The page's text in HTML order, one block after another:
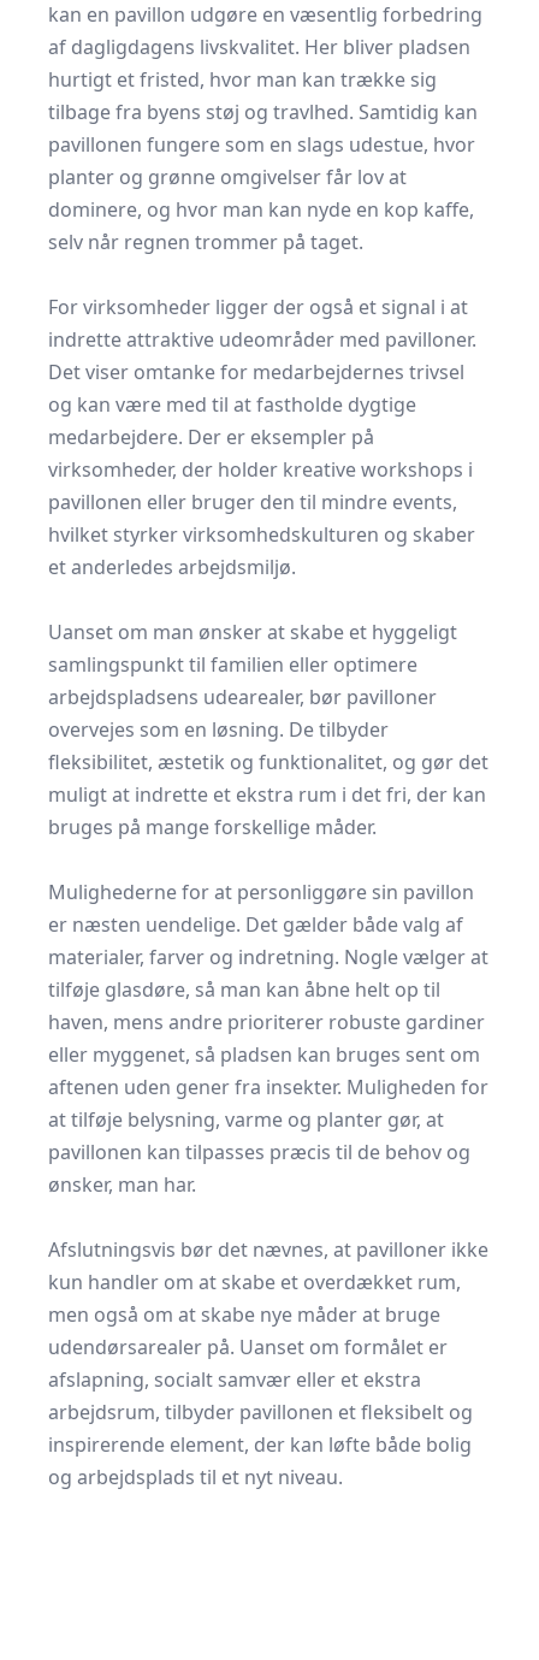
kan en pavillon udgøre en væsentlig forbedring
af dagligdagens livskvalitet. Her bliver pladsen
hurtigt et fristed, hvor man kan trække sig
tilbage fra byens støj og travlhed. Samtidig kan
pavillonen fungere som en slags udestue, hvor
planter og grønne omgivelser får lov at
dominere, og hvor man kan nyde en kop kaffe,
selv når regnen trommer på taget.
For virksomheder ligger der også et signal i at
indrette attraktive udeområder med pavilloner.
Det viser omtanke for medarbejdernes trivsel
og kan være med til at fastholde dygtige
medarbejdere. Der er eksempler på
virksomheder, der holder kreative workshops i
pavillonen eller bruger den til mindre events,
hvilket styrker virksomhedskulturen og skaber
et anderledes arbejdsmiljø.
Uanset om man ønsker at skabe et hyggeligt
samlingspunkt til familien eller optimere
arbejdspladsens udearealer, bør pavilloner
overvejes som en løsning. De tilbyder
fleksibilitet, æstetik og funktionalitet, og gør det
muligt at indrette et ekstra rum i det fri, der kan
bruges på mange forskellige måder.
Mulighederne for at personliggøre sin pavillon
er næsten uendelige. Det gælder både valg af
materialer, farver og indretning. Nogle vælger at
tilføje glasdøre, så man kan åbne helt op til
haven, mens andre prioriterer robuste gardiner
eller myggenet, så pladsen kan bruges sent om
aftenen uden gener fra insekter. Muligheden for
at tilføje belysning, varme og planter gør, at
pavillonen kan tilpasses præcis til de behov og
ønsker, man har.
Afslutningsvis bør det nævnes, at pavilloner ikke
kun handler om at skabe et overdækket rum,
men også om at skabe nye måder at bruge
udendørsarealer på. Uanset om formålet er
afslapning, socialt samvær eller et ekstra
arbejdsrum, tilbyder pavillonen et fleksibelt og
inspirerende element, der kan løfte både bolig
og arbejdsplads til et nyt niveau.